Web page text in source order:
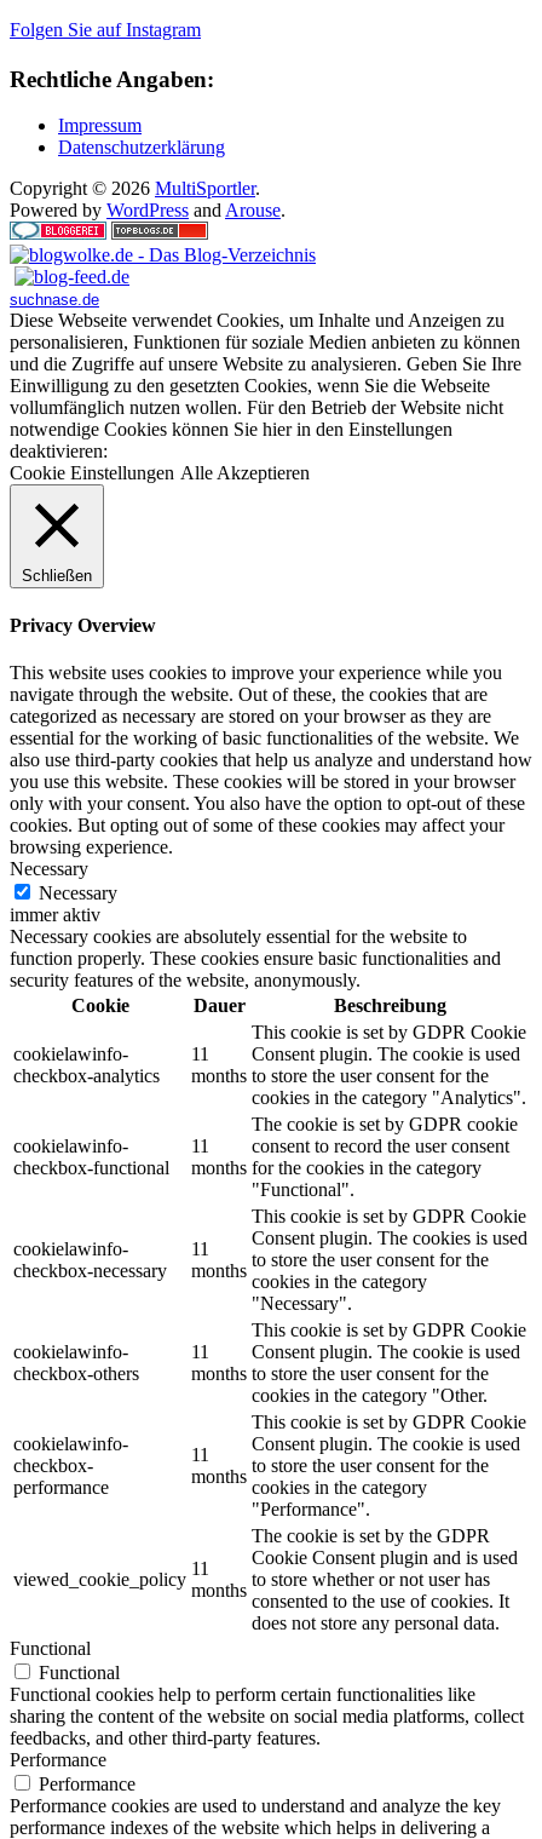
Folgen Sie auf Instagram
Rechtliche Angaben:
Impressum
Datenschutzerklärung
Copyright © 2026 MultiSportler.
Powered by WordPress and Arouse.
suchnase.de
Diese Webseite verwendet Cookies, um Inhalte und Anzeigen zu
personalisieren, Funktionen für soziale Medien anbieten zu können
und die Zugriffe auf unsere Website zu analysieren. Geben Sie Ihre
Einwilligung zu den gesetzten Cookies, wenn Sie die Webseite
vollumfänglich nutzen wollen. Für den Betrieb der Website nicht
notwendige Cookies können Sie hier in den Einstellungen
deaktivieren:
Cookie Einstellungen Alle Akzeptieren
Schließen
Privacy Overview
This website uses cookies to improve your experience while you
navigate through the website. Out of these, the cookies that are
categorized as necessary are stored on your browser as they are
essential for the working of basic functionalities of the website. We
also use third-party cookies that help us analyze and understand how
you use this website. These cookies will be stored in your browser
only with your consent. You also have the option to opt-out of these
cookies. But opting out of some of these cookies may affect your
browsing experience.
Necessary
Necessary
immer aktiv
Necessary cookies are absolutely essential for the website to
function properly. These cookies ensure basic functionalities and
security features of the website, anonymously.
Cookie
Dauer Beschreibung
cookielawinfo-
checkbox-analytics
11
months
This cookie is set by GDPR Cookie
Consent plugin. The cookie is used
to store the user consent for the
cookies in the category "Analytics".
cookielawinfo-
checkbox-functional
11
months
The cookie is set by GDPR cookie
consent to record the user consent
for the cookies in the category
"Functional".
cookielawinfo-
checkbox-necessary
11
months
This cookie is set by GDPR Cookie
Consent plugin. The cookies is used
to store the user consent for the
cookies in the category
"Necessary".
cookielawinfo-
checkbox-others
11
months
This cookie is set by GDPR Cookie
Consent plugin. The cookie is used
to store the user consent for the
cookies in the category "Other.
cookielawinfo-
checkbox-
performance
11
months
This cookie is set by GDPR Cookie
Consent plugin. The cookie is used
to store the user consent for the
cookies in the category
"Performance".
viewed_cookie_policy
11
months
The cookie is set by the GDPR
Cookie Consent plugin and is used
to store whether or not user has
consented to the use of cookies. It
does not store any personal data.
Functional
Functional
Functional cookies help to perform certain functionalities like
sharing the content of the website on social media platforms, collect
feedbacks, and other third-party features.
Performance
Performance
Performance cookies are used to understand and analyze the key
performance indexes of the website which helps in delivering a